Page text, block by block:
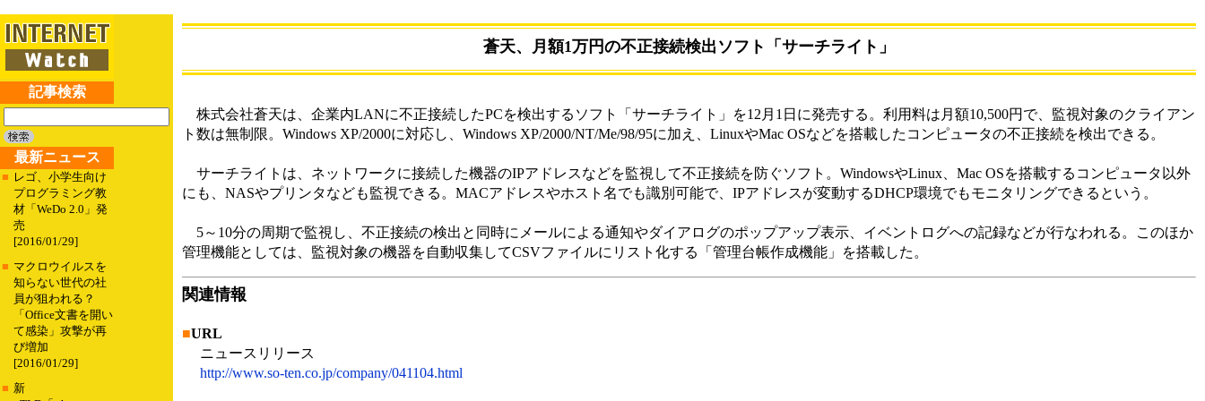
記事検索
最新ニュース
■ レゴ、小学生向け
プログラミング教
材「WeDo 2.0」発
売
[2016/01/29]
■ マクロウイルスを
知らない世代の社
員が狙われる？
「Office文書を開い
て感染」攻撃が再
び増加
[2016/01/29]
■ 新
蒼天、月額1万円の不正接続検出ソフト「サーチライト」
株式会社蒼天は、企業内LANに不正接続したPCを検出するソフト「サーチライト」を12月1日に発売する。利用料は月額10,500円で、監視対象のクライアン
ト数は無制限。Windows XP/2000に対応し、Windows XP/2000/NT/Me/98/95に加え、LinuxやMac OSなどを搭載したコンピュータの不正接続を検出できる。
サーチライトは、ネットワークに接続した機器のIPアドレスなどを監視して不正接続を防ぐソフト。WindowsやLinux、Mac OSを搭載するコンピュータ以外
にも、NASやプリンタなども監視できる。MACアドレスやホスト名でも識別可能で、IPアドレスが変動するDHCP環境でもモニタリングできるという。
5～10分の周期で監視し、不正接続の検出と同時にメールによる通知やダイアログのポップアップ表示、イベントログへの記録などが行なわれる。このほか
管理機能としては、監視対象の機器を自動収集してCSVファイルにリスト化する「管理台帳作成機能」を搭載した。
関連情報
■URL
ニュースリリース
http://www.so-ten.co.jp/company/041104.html